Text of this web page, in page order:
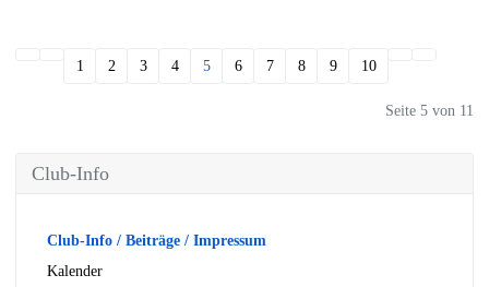
1 2 3 4 5 6 7 8 9 10
Seite 5 von 11
Club-Info
Club-Info / Beiträge / Impressum
Kalender